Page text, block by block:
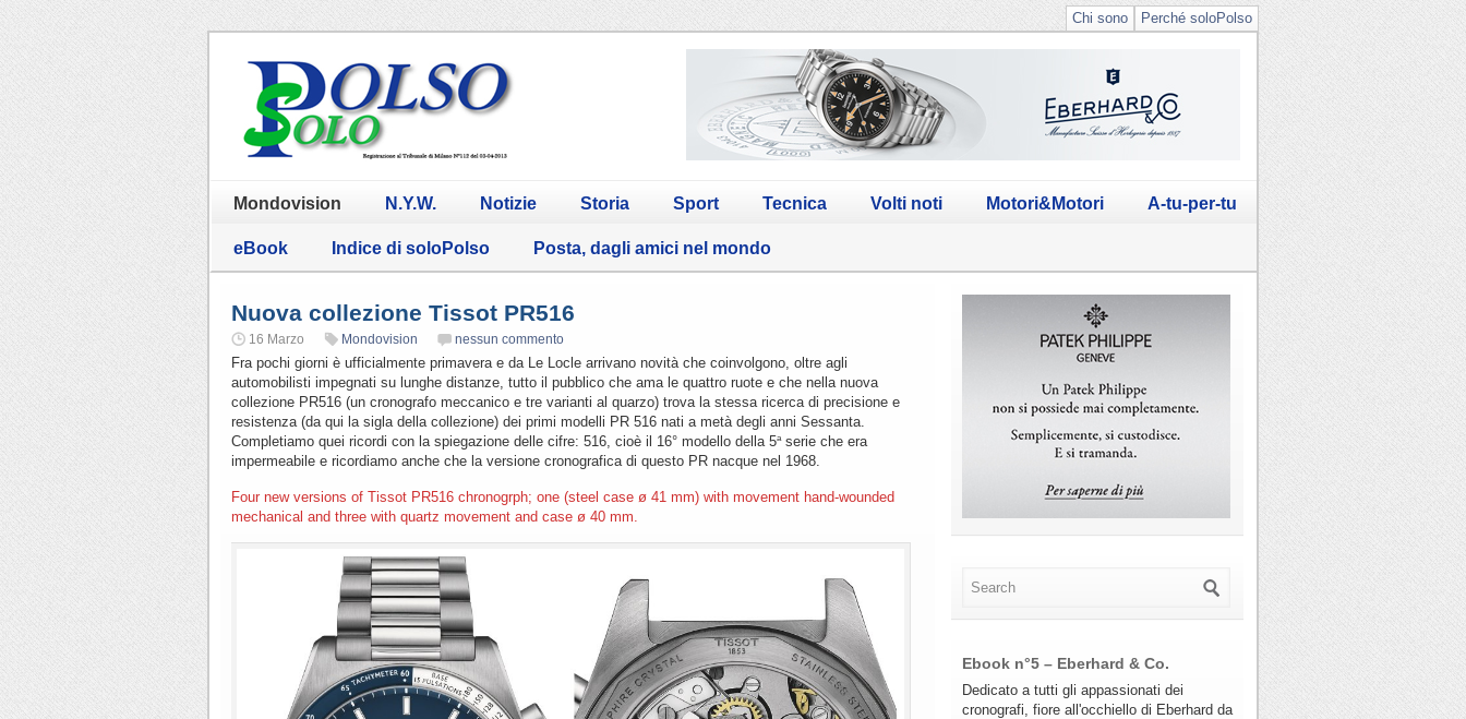
Perché soloPolso
Chi sono
Mondovision N.Y.W. Notizie Storia Sport Tecnica Volti noti Motori&Motori A-tu-per-tu
eBook Indice di soloPolso Posta, dagli amici nel mondo
Nuova collezione Tissot PR516
16 Marzo Mondovision nessun commento
Fra pochi giorni è ufficialmente primavera e da Le Locle arrivano novità che coinvolgono, oltre agli
automobilisti impegnati su lunghe distanze, tutto il pubblico che ama le quattro ruote e che nella nuova
collezione PR516 (un cronografo meccanico e tre varianti al quarzo) trova la stessa ricerca di precisione e
resistenza (da qui la sigla della collezione) dei primi modelli PR 516 nati a metà degli anni Sessanta.
Completiamo quei ricordi con la spiegazione delle cifre: 516, cioè il 16° modello della 5aserie che era
impermeabile e ricordiamo anche che la versione cronografica di questo PR nacque nel 1968.
Four new versions of Tissot PR516 chronogrph; one (steel case ø 41 mm) with movement hand-wounded
mechanical and three with quartz movement and case ø 40 mm.
Ebook n°5 – Eberhard & Co.
Dedicato a tutti gli appassionati dei
cronografi, fiore all'occhiello di Eberhard da